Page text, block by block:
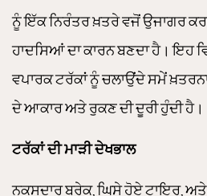
ਨੂੰ ਇੱਕ ਨਿਰੰਤਰ ਖ਼ਤਰੇ ਵਜੋਂ ਉਜਾਗਰ
ਹਾਦਸਿਆਂ ਦਾ ਕਾਰਨ ਬਣਦਾ ਹੈ। ਇਹ
ਵਪਾਰਕ ਟਰੱਕਾਂ ਨੂੰ ਚਲਾਉਂਦੇ ਸਮੇਂ
ਦੇ ਆਕਾਰ ਅਤੇ ਰੁਕਣ ਦੀ ਦੂਰੀ ਹੁੰਦੀ ਹੈ।
ਟਰੱਕਾਂ ਦੀ ਮਾੜੀ ਦੇਖਭਾਲ
ਨੁਕਸਦਾਰ ਬ੍ਰੇਕ, ਘਿਸੇ ਹੋਏ ਟਾਇਰ, ਅਤੇ